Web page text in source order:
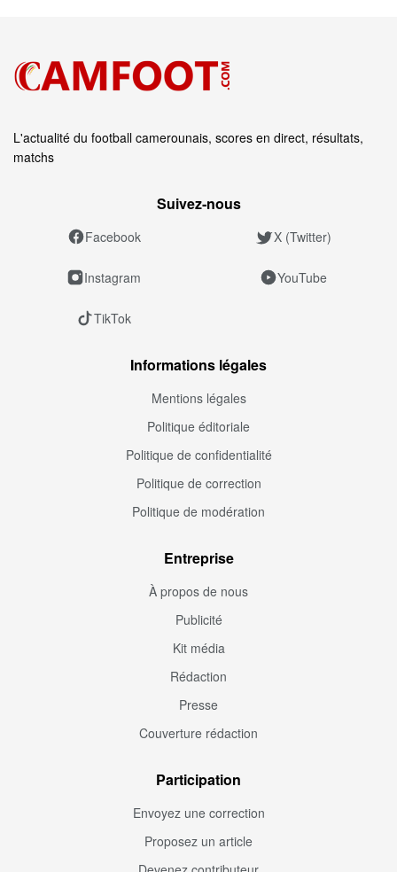
L'actualité du football camerounais, scores en direct, résultats,
matchs
Suivez‑nous
Facebook X (Twitter)
Instagram YouTube
TikTok
Informations légales
Mentions légales
Politique éditoriale
Politique de confidentialité
Politique de correction
Politique de modération
Entreprise
À propos de nous
Publicité
Kit média
Rédaction
Presse
Couverture rédaction
Participation
Envoyez une correction
Proposez un article